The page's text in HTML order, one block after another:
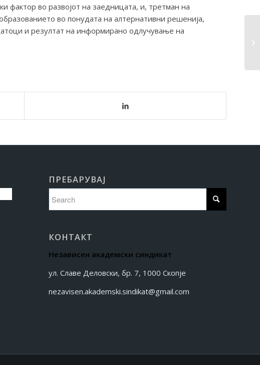
фактор во развојот на заедницата, и, третман на
во понудата на алтернативни решенија,
и резултат на информирано одлучување на
ПРЕБАРУВАЈ
КОНТАКТ
Независен академски синдикат
ул. Славе Деловски, бр. 7, 1000 Скопје
nezavisen.akademski.sindikat@gmail.com